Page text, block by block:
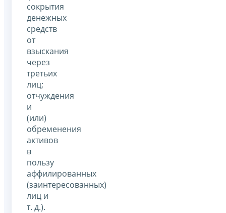
сокрытия
денежных
средств
от
взыскания
через
третьих
лиц;
отчуждения
и
(или)
обременения
активов
в
пользу
аффилированных
(заинтересованных)
лиц и
т. д.).